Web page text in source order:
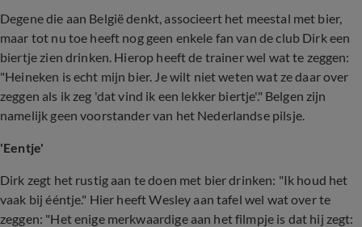
Degene die aan België denkt, associeert het meestal met bier,
maar tot nu toe heeft nog geen enkele fan van de club Dirk een
biertje zien drinken. Hierop heeft de trainer wel wat te zeggen:
"Heineken is echt mijn bier. Je wilt niet weten wat ze daar over
zeggen als ik zeg 'dat vind ik een lekker biertje'." Belgen zijn
namelijk geen voorstander van het Nederlandse pilsje.
'Eentje'
Dirk zegt het rustig aan te doen met bier drinken: "Ik houd het
vaak bij ééntje." Hier heeft Wesley aan tafel wel wat over te
zeggen: "Het enige merkwaardige aan het filmpje is dat hij zegt: